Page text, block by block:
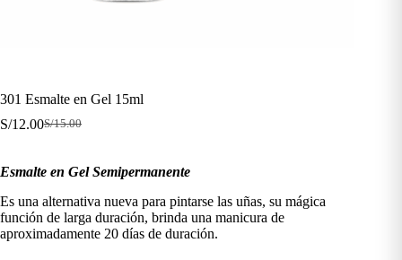
301 Esmalte en Gel 15ml
S/15.00
El
era:
S/15.00.
S/12.00El
es:
S/12.00.
Esmalte en Gel Semipermanente
Es una alternativa nueva para pintarse las uñas, su mágica
función de larga duración, brinda una manicura de
aproximadamente 20 días de duración.